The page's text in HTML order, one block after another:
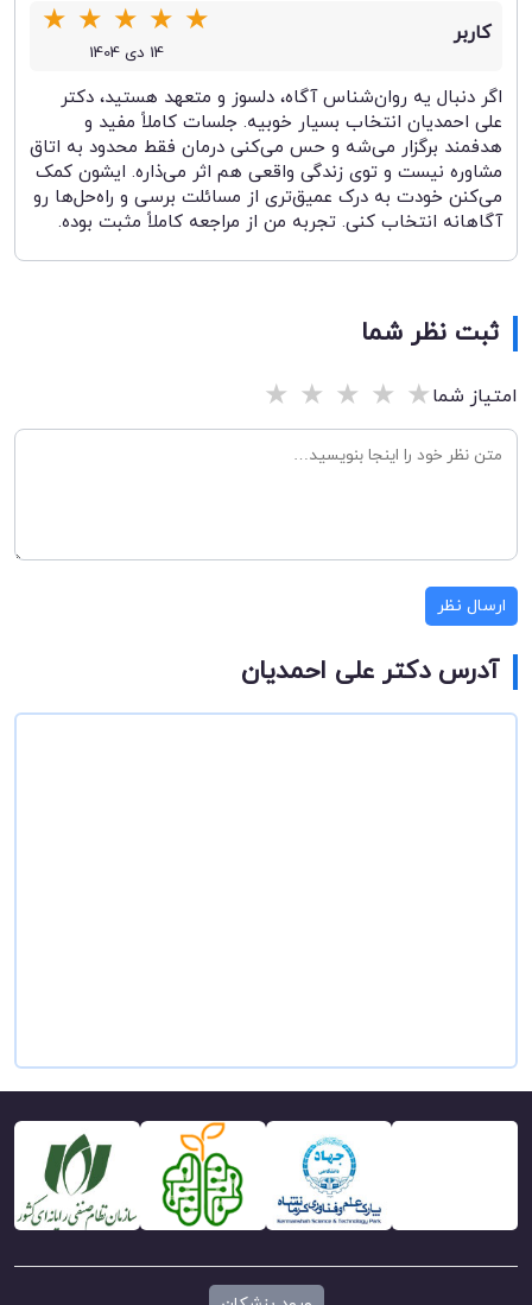
کاربر ★
★
★
★
★
14 دی 1404
اگر دنبال یه روان‌شناس آگاه، دلسوز و متعهد هستید، دکتر
علی احمدیان انتخاب بسیار خوبیه. جلسات کاملاً مفید و
هدفمند برگزار می‌شه و حس می‌کنی درمان فقط محدود به اتاق
مشاوره نیست و توی زندگی واقعی هم اثر می‌ذاره. ایشون کمک
می‌کنن خودت به درک عمیق‌تری از مسائلت برسی و راه‌حل‌ها رو
آگاهانه انتخاب کنی. تجربه من از مراجعه کاملاً مثبت بوده.
ثبت نظر شما
امتیاز شما★
★
★
★
★
ارسال نظر
آدرس دکتر علی احمدیان